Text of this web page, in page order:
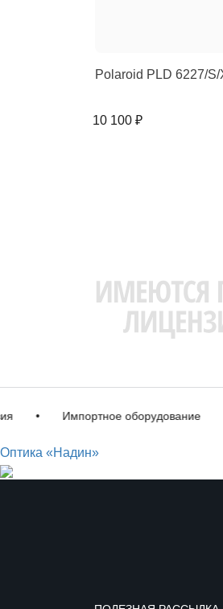
Polaroid PLD 6227/S/
10 100 ₽
Импортное оборудование
Оптика «Надин»